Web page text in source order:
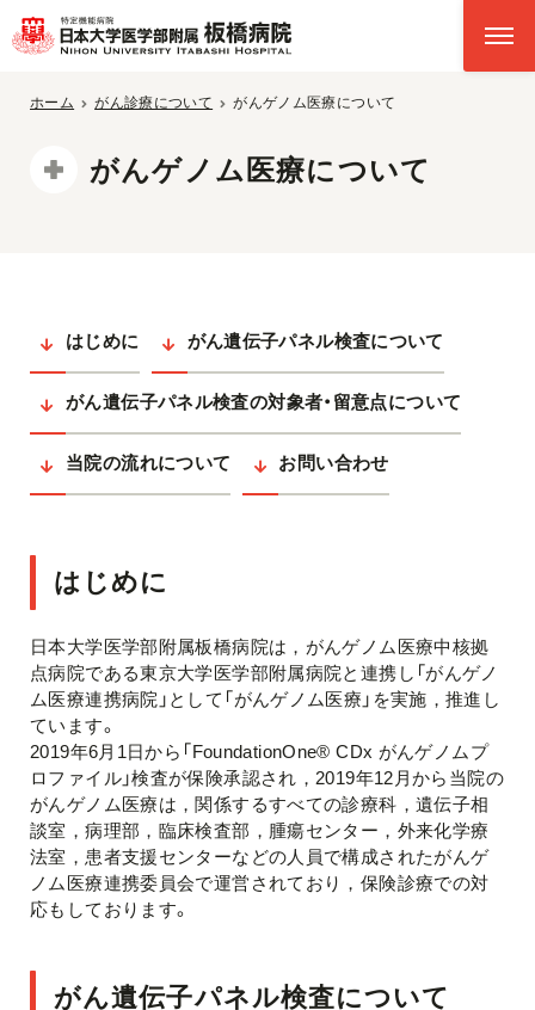
ホーム がん診療について がんゲノム医療について
がんゲノム医療について
はじめに がん遺伝子パネル検査について
がん遺伝子パネル検査の対象者・留意点について
当院の流れについて お問い合わせ
はじめに
日本大学医学部附属板橋病院は，がんゲノム医療中核拠
点病院である東京大学医学部附属病院と連携し「がんゲノ
ム医療連携病院」として「がんゲノム医療」を実施，推進し
ています。
2019年6月1日から「FoundationOne® CDx がんゲノムプ
ロファイル」検査が保険承認され，2019年12月から当院の
がんゲノム医療は，関係するすべての診療科，遺伝子相
談室，病理部，臨床検査部，腫瘍センター，外来化学療
法室，患者支援センターなどの人員で構成されたがんゲ
ノム医療連携委員会で運営されており，保険診療での対
応もしております。
がん遺伝子パネル検査について